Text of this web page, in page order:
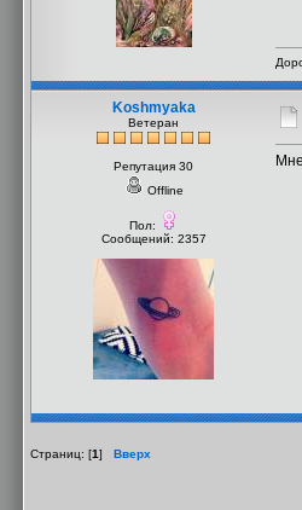
Koshmyaka
Ветеран
Репутация 30
Offline
Пол:
Сообщений: 2357
Страниц: [1] Вверх